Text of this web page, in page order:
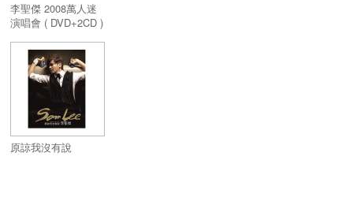
李聖傑 2008萬人迷
演唱會 ( DVD+2CD )
原諒我沒有說